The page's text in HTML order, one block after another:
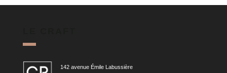
142 avenue Émile Labussière